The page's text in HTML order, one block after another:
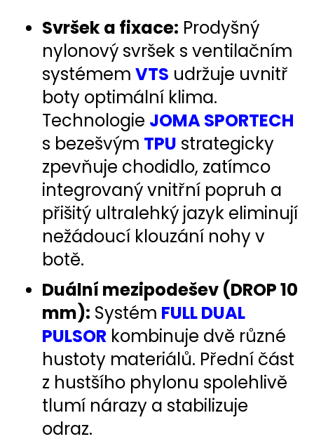
Svršek a fixace: Prodyšný
nylonový svršek s ventilačním
systémem VTS udržuje uvnitř
boty optimální klima.
Technologie JOMA SPORTECH
s bezešvým TPU strategicky
zpevňuje chodidlo, zatímco
integrovaný vnitřní popruh a
přišitý ultralehký jazyk eliminují
nežádoucí klouzání nohy v
botě.
Duální mezipodešev (DROP 10
mm): Systém FULL DUAL
PULSOR kombinuje dvě různé
hustoty materiálů. Přední část
z hustšího phylonu spolehlivě
tlumí nárazy a stabilizuje
odraz.